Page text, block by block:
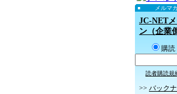
メルマ
JC-NET
ン（企業
購読
読者購読規
>> バック